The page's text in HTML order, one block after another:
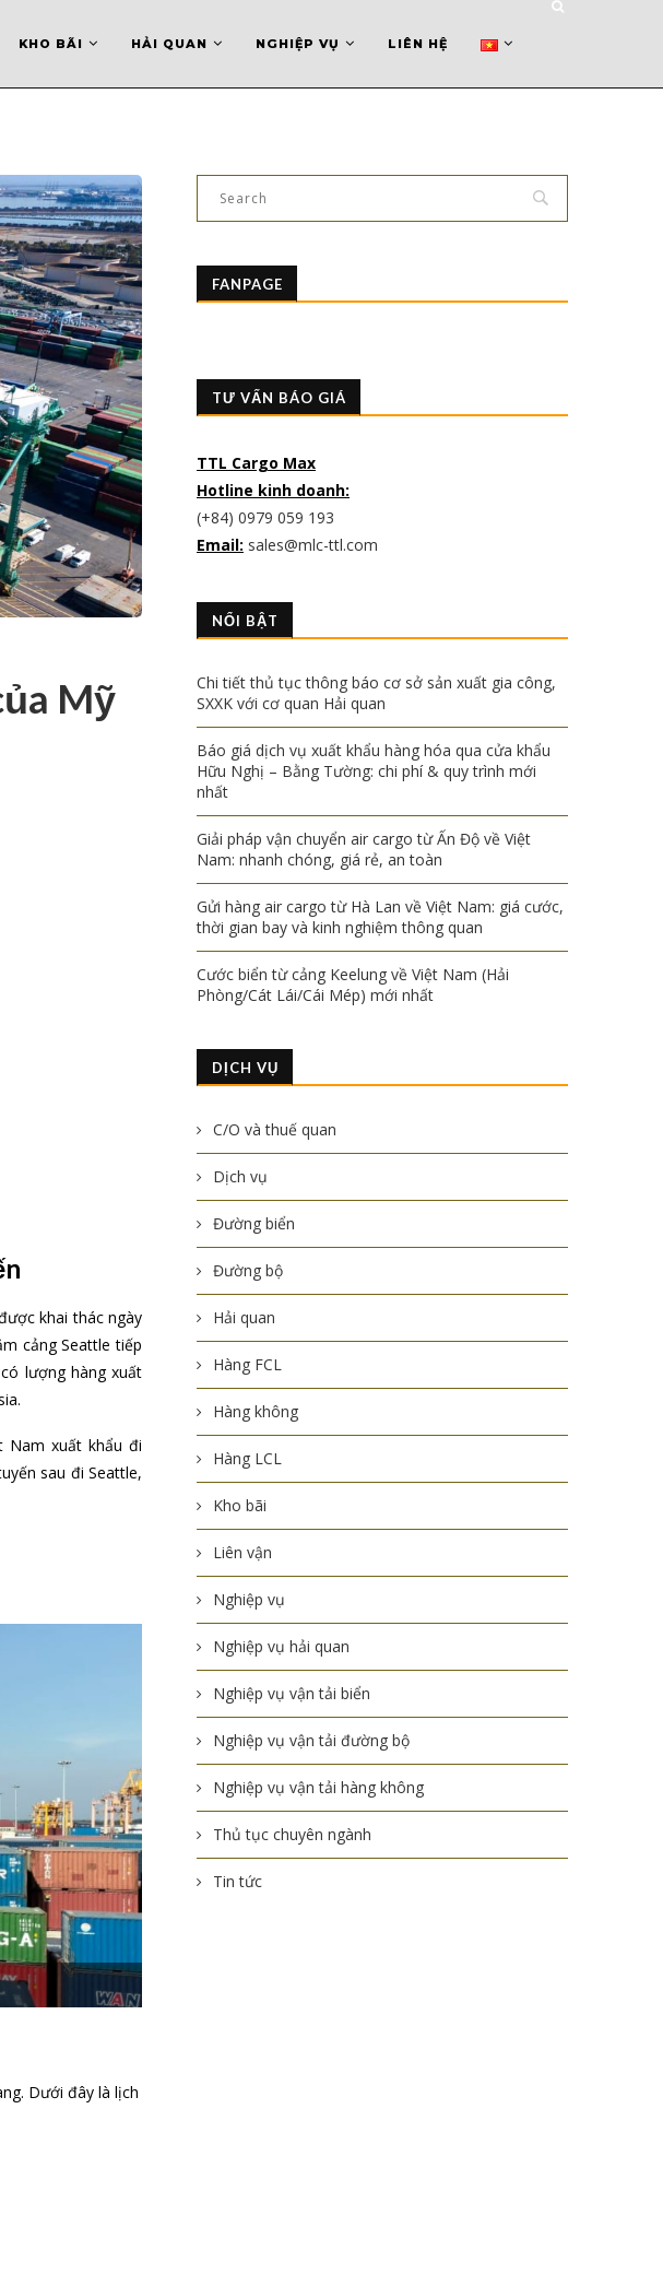
KHO BÃI HẢI QUAN NGHIỆP VỤ LIÊN HỆ
Mỹ
khai thác ngày
cảng Seattle tiếp
lượng hàng xuất
Nam xuất khẩu đi
sau đi Seattle,
Dưới đây là lịch
FANPAGE
TƯ VẤN BÁO GIÁ
TTL Cargo Max
Hotline kinh doanh:
(+84) 0979 059 193
Email: sales@mlc-ttl.com
NỔI BẬT
Chi tiết thủ tục thông báo cơ sở sản xuất gia công,
SXXK với cơ quan Hải quan
Báo giá dịch vụ xuất khẩu hàng hóa qua cửa khẩu
Hữu Nghị – Bằng Tường: chi phí & quy trình mới
nhất
Giải pháp vận chuyển air cargo từ Ấn Độ về Việt
Nam: nhanh chóng, giá rẻ, an toàn
Gửi hàng air cargo từ Hà Lan về Việt Nam: giá cước,
thời gian bay và kinh nghiệm thông quan
Cước biển từ cảng Keelung về Việt Nam (Hải
Phòng/Cát Lái/Cái Mép) mới nhất
DỊCH VỤ
C/O và thuế quan
Dịch vụ
Đường biển
Đường bộ
Hải quan
Hàng FCL
Hàng không
Hàng LCL
Kho bãi
Liên vận
Nghiệp vụ
Nghiệp vụ hải quan
Nghiệp vụ vận tải biển
Nghiệp vụ vận tải đường bộ
Nghiệp vụ vận tải hàng không
Thủ tục chuyên ngành
Tin tức